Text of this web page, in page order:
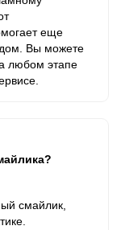
еще
Вы можете
любом этапе
смайлик,